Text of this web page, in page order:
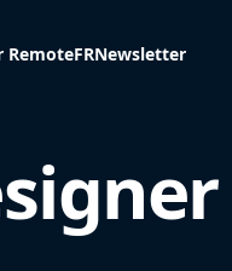
Newsletter